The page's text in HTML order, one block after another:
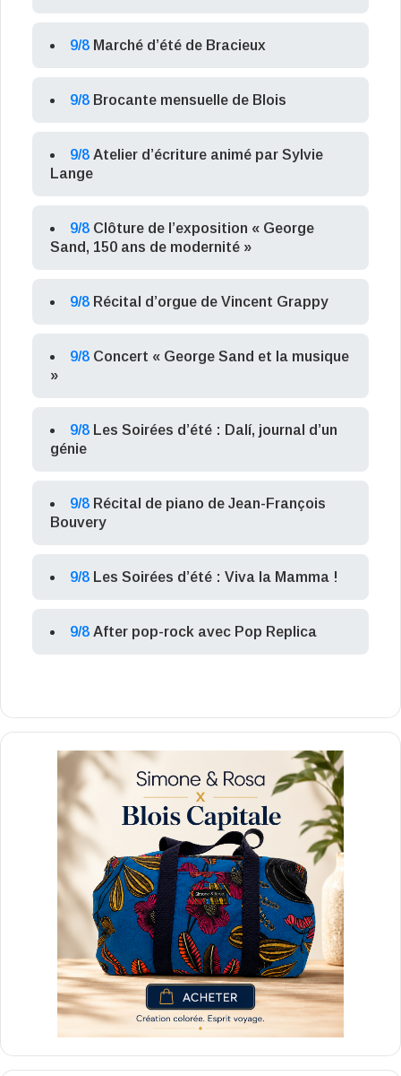
9/8 Marché d’été de Bracieux
9/8 Brocante mensuelle de Blois
9/8 Atelier d’écriture animé par Sylvie
Lange
9/8 Clôture de l’exposition « George
Sand, 150 ans de modernité »
9/8 Récital d’orgue de Vincent Grappy
9/8 Concert « George Sand et la musique
»
9/8 Les Soirées d’été : Dalí, journal d’un
génie
9/8 Récital de piano de Jean-François
Bouvery
9/8 Les Soirées d’été : Viva la Mamma !
9/8 After pop-rock avec Pop Replica